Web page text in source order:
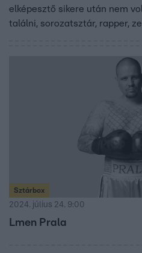
elképesztő sikere után nem
találni, sorozatsztár, rapper,
Sztárbox
2024. július 24. 9:00
Lmen Prala